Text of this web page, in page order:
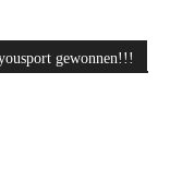
gewonnen!!!